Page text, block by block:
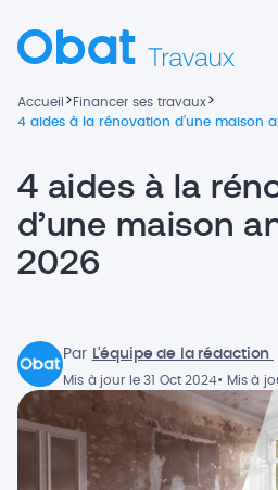
Accueil > Financer ses travaux>
4 aides à la rénovation d’une maison
4 aides à la
d’une maison
2026
Par L'équipe de la rédaction
Mis à jour le 31 Oct 2024• Mis à